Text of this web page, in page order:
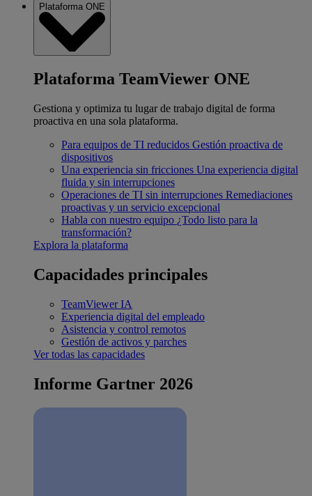
Plataforma ONE
Plataforma TeamViewer ONE
Gestiona y optimiza tu lugar de trabajo digital de forma
proactiva en una sola plataforma.
Para equipos de TI reducidos Gestión proactiva de
dispositivos
Una experiencia sin fricciones Una experiencia digital
fluida y sin interrupciones
Operaciones de TI sin interrupciones Remediaciones
proactivas y un servicio excepcional
Habla con nuestro equipo ¿Todo listo para la
transformación?
Explora la plataforma
Capacidades principales
TeamViewer IA
Experiencia digital del empleado
Asistencia y control remotos
Gestión de activos y parches
Ver todas las capacidades
Informe Gartner 2026